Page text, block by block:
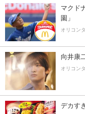
マクド
園」
オリコン
向井康
オリコン
デカす